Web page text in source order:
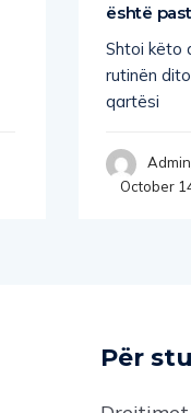
është
Shtoi këto
rutinën
qartësi
October
Për